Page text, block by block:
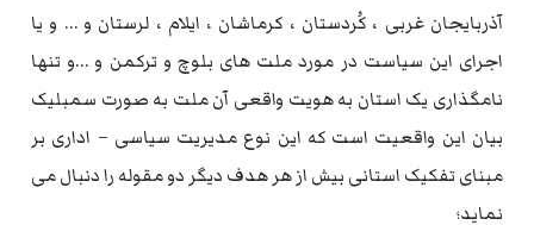
آذربایجان غربی ، کُردستان ، کرماشان ، ایلام ، لرستان و … و یا
اجرای این سیاست در مورد ملت های بلوچ و ترکمن و …و تنها
نامگذاری یک استان به هویت واقعی آن ملت به صورت سمبلیک
بیان این واقعیت است که این نوع مدیریت سیاسی – اداری بر
مبنای تفکیک استانی بیش از هر هدف دیگر دو مقوله را دنبال می
نماید؛